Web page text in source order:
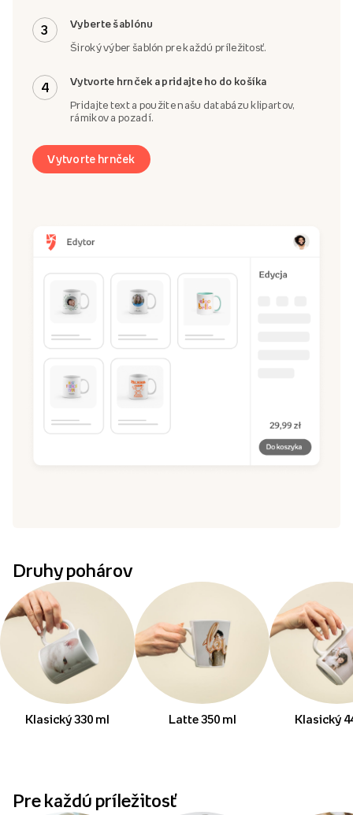
3 Vyberte šablónu
Široký výber šablón pre každú príležitosť.
4 Vytvorte hrnček a pridajte ho do košíka
Pridajte text a použite našu databázu klipartov,
rámikov a pozadí.
Vytvorte hrnček
Druhy pohárov
Klasický 330 ml Latte 350 ml Klasický
Pre každú príležitosť